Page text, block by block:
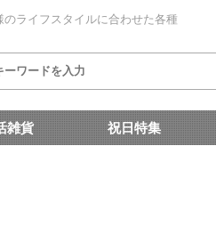
ライフスタイルに合わせた各種
雑貨 祝日特集